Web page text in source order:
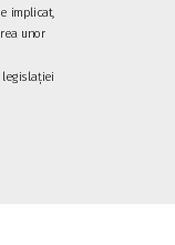
implicat,
unor